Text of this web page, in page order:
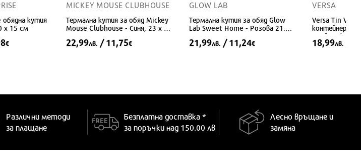
обядна кутия
x 15 см
€
MICKEY MOUSE CLUBHOUSE
Термална кутия за обяд Mickey
Mouse Clubhouse - Синя, 23 x 14
22,99лв. / 11,75€
GLOW LAB
Термална кутия за обяд Glow
Lab Sweet Home - Розова 21.5 x
21,99лв. / 11,24€
VERSA
Versa Tin
контейнер за
дървена
см)
18,99лв.
Различни методи
за плащане
Безплатна доставка *
за поръчки над 150.00 лв
Лесно връщане и
замяна